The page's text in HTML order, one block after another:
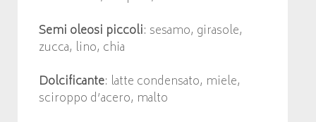
Semi oleosi piccoli: sesamo, girasole,
zucca, lino, chia
Dolcificante: latte condensato, miele,
sciroppo d’acero, malto